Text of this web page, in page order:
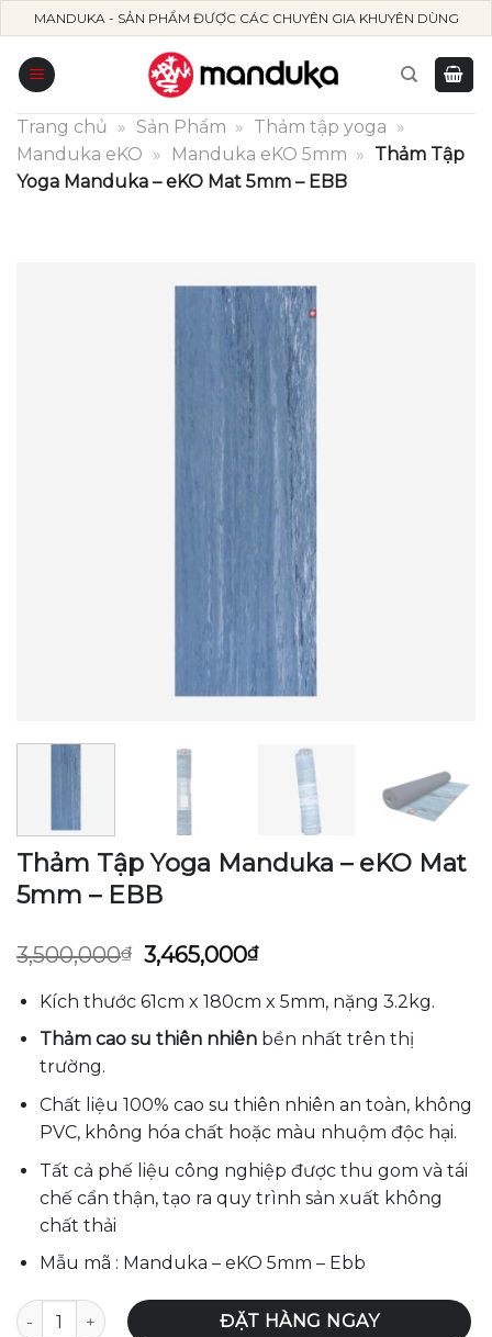
Skip
to
content
MANDUKA - SẢN PHẨM ĐƯỢC CÁC CHUYÊN GIA KHUYÊN DÙNG
Trang chủ » Sản Phẩm » Thảm tập yoga »
Manduka eKO » Manduka eKO 5mm » Thảm Tập
Yoga Manduka – eKO Mat 5mm – EBB
Thảm Tập Yoga Manduka – eKO Mat
5mm – EBB
3,500,000₫ Giá
là:
3,465,000₫Giá
tại
3,465,000₫.
Kích thước 61cm x 180cm x 5mm, nặng 3.2kg.
Thảm cao su thiên nhiênbền nhất trên thị
trường.
Chất liệu 100% cao su thiên nhiên an toàn, không
PVC, không hóa chất hoặc màu nhuộm độc hại.
Tất cả phế liệu công nghiệp được thu gom và tái
chế cẩn thận, tạo ra quy trình sản xuất không
chất thải
Mẫu mã : Manduka – eKO 5mm – Ebb
Thảm Tập Yoga Manduka – eKO Mat 5mm - EBB số lượng
ĐẶT HÀNG NGAY